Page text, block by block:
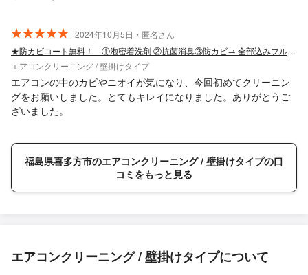
2024年10月5日・匿名さん
★防カビコート無料！ ①泡密着洗剤 ②抗菌消臭③防カビ→ 全部込みフルサービス！
エアコンクリーニング / 壁掛けタイプ
エアコンの中のカビやニオイが気になり、今回初めてクリーニン
グをお願いしました。とてもキレイになりました。ありがとうご
ざいました。
福島県喜多方市のエアコンクリーニング / 壁掛けタイプの口
コミをもっと見る
エアコンクリーニング / 壁掛けタイプについて